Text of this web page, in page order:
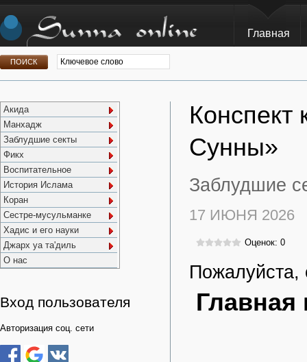
Главная
Акида
Манхадж
Заблудшие секты
Фикх
Воспитательное
История Ислама
Коран
Сестре-мусульманке
Хадис и его науки
Джарх уа та'диль
О нас
Вход пользователя
Авторизация соц. сети
Конспект
Сунны»
Заблудшие
17 ИЮНЯ 2026
Оценок: 0
Пожалуйста,
Главная